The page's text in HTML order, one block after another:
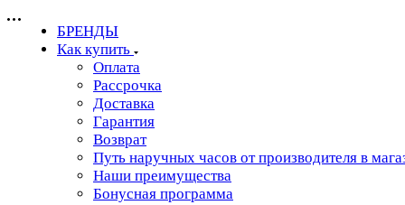
БРЕНДЫ
Как купить
Оплата
Рассрочка
Доставка
Гарантия
Возврат
Путь наручных часов от производителя в
Наши преимущества
Бонусная программа